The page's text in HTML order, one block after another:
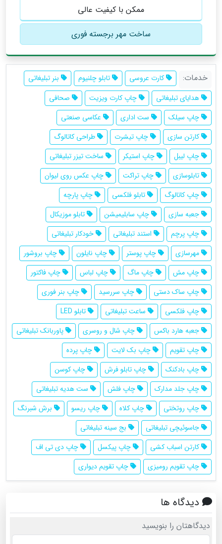
ممکن با کیفیت عالی
ساخت مهر برجسته فوری
خدمات: کارت عروسی تابلو چلنیوم
بنر تبلیغاتی
هدایای تبلیغاتی
چاپ کارت ویزیت
صحافی
چاپ سیلک
ست اداری
عکاسی صنعتی
کارتن سازی
چاپ تیشرت
طراحی کاتالوگ
چاپ لیبل
چاپ استیکر
ساخت تیزر تبلیغاتی
تابلوسازی
چاپ تراکت
چاپ عکس روی لیوان
چاپ کاتالوگ
تابلو فلکسی
چاپ پارچه
جعبه سازی
چاپ سابلیمیشن
تابلو موزیکال
چاپ پرچم
استند تبلیغاتی
خودکار تبلیغاتی
مهرسازی
چاپ پوستر چاپ نایلون
چاپ بروشور
چاپ مش
چاپ ماگ چاپ لباس
چاپ فاکتور
چاپ ساک دستی
چاپ سررسید
چاپ بنر فوری
چاپ فلکسی
ساعت تبلیغاتی
تابلو LED
جعبه هارد باکس
چاپ شال و روسری
پاوربانک تبلیغاتی
چاپ تقویم
چاپ بک لایت
چاپ پرده
چاپ بادکنک
چاپ تابلو فرش
چاپ کوسن
چاپ جلد مدارک
چاپ فلش
ست هدیه تبلیغاتی
چاپ روتختی
چاپ کلاه چاپ ریسو
برش شبرنگ
جاسوئیچی تبلیغاتی
بج سینه تبلیغاتی
کارتن اسباب کشی
چاپ پیکسل
چاپ دی تی اف
چاپ تقویم رومیزی
چاپ تقویم دیواری
دیدگاه ها
دیدگاهتان را بنویسید